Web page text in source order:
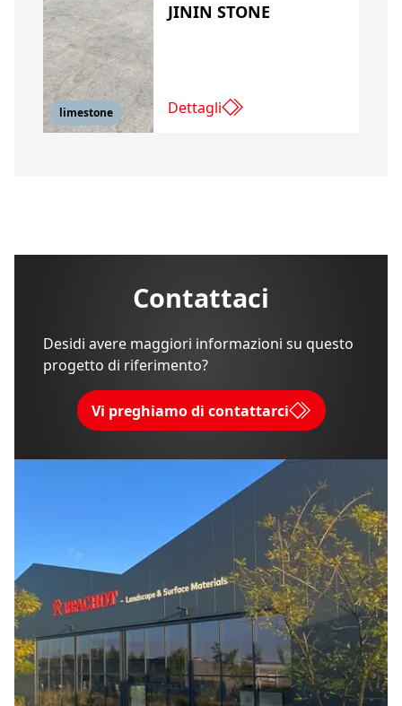
limestone
JININ STONE
Dettagli
Contattaci
Desidi avere maggiori informazioni su questo
progetto di riferimento?
Vi preghiamo di contattarci